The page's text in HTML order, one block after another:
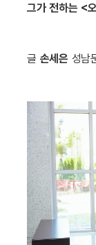
그가 전하는 <
글 손세은 성남